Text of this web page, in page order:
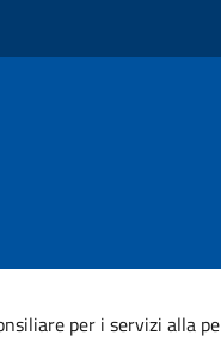
per i servizi alla